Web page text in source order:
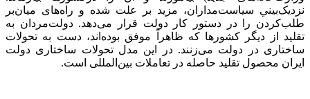
نزدیک‌بيني سیاست‌مداران، مزید بر علت شده و راه‌های ميان‌بر
طلب‌کردن را در دستور کار دولت قرار می‌دهد. دولت‌مردان به
تقلید از دیگر کشورها که ظاهراً موفق بوده‌اند، دست به تحولات
ساختاری در دولت می‌زنند. در این مدل تحولات ساختاری دولت
ایران محصول تقليد حاصله در تعاملات بین‌المللی است.